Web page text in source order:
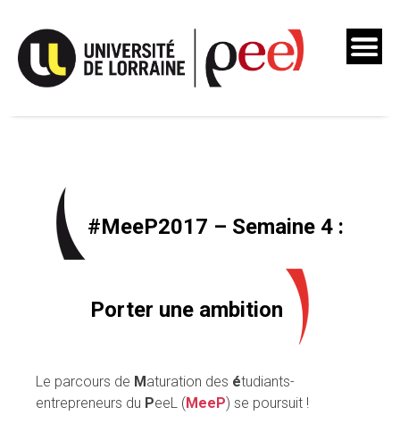
content
#MeeP2017 – Semaine 4 :
Porter une ambition
Le parcours de Maturation des étudiants-
entrepreneurs du PeeL (MeeP) se poursuit !